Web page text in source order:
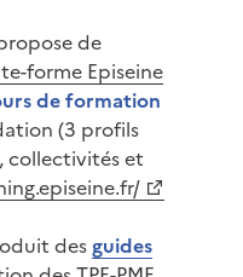
de
forme Episeine
de formation
(3 profils
collectivités et
des guides